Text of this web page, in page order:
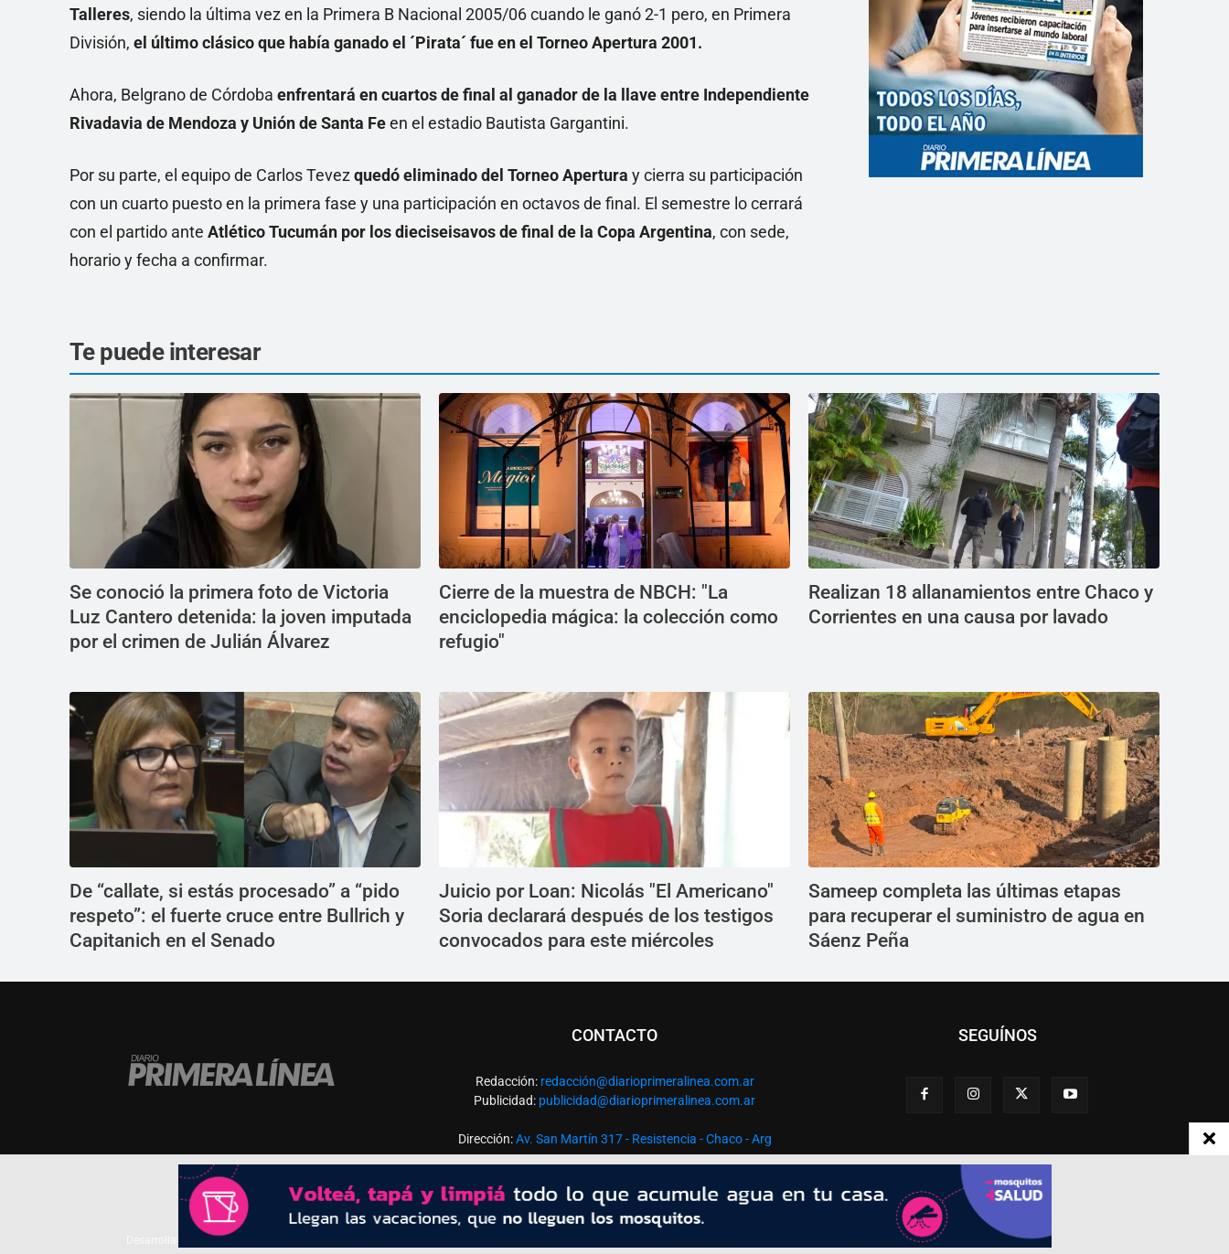
Talleres, siendo la última vez en la Primera B Nacional 2005/06 cuando le ganó 2-1 pero, en Primera
División, el último clásico que había ganado el ´Pirata´ fue en el Torneo Apertura 2001.
Ahora, Belgrano de Córdoba enfrentará en cuartos de final al ganador de la llave entre Independiente
Rivadavia de Mendoza y Unión de Santa Feen el estadio Bautista Gargantini.
Por su parte, el equipo de Carlos Tevezquedó eliminado del Torneo Apertura y cierra su participación
con un cuarto puesto en la primera fase y una participación en octavos de final. El semestre lo cerrará
con el partido ante Atlético Tucumán por los dieciseisavos de final de la Copa Argentina, con sede,
horario y fecha a confirmar.
Te puede interesar
Se conoció la primera foto de Victoria
Luz Cantero detenida: la joven imputada
por el crimen de Julián Álvarez
Cierre de la muestra de NBCH: "La
enciclopedia mágica: la colección como
refugio"
Realizan 18 allanamientos entre Chaco y
Corrientes en una causa por lavado
De “callate, si estás procesado” a “pido
respeto”: el fuerte cruce entre Bullrich y
Capitanich en el Senado
Juicio por Loan: Nicolás "El Americano"
Soria declarará después de los testigos
convocados para este miércoles
Sameep completa las últimas etapas
para recuperar el suministro de agua en
Sáenz Peña
CONTACTO
Redacción: redacción@diarioprimeralinea.com.ar
Publicidad: publicidad@diarioprimeralinea.com.ar
Dirección:Av. San Martín 317 - Resistencia - Chaco - Arg
SEGUÍNOS
TP. Web Studio